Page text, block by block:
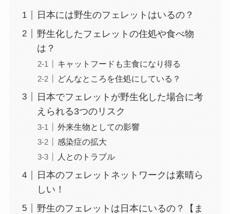
日本には野生のフェレットはいるの？
野生化したフェレットの住処や食べ物
は？
キャットフードも主食になり得る
どんなところを住処にしている？
日本でフェレットが野生化した場合に考
えられる3つのリスク
外来生物としての影響
感染症の拡大
人とのトラブル
日本のフェレットネットワークは素晴ら
しい！
野生のフェレットは日本にいるの？【ま